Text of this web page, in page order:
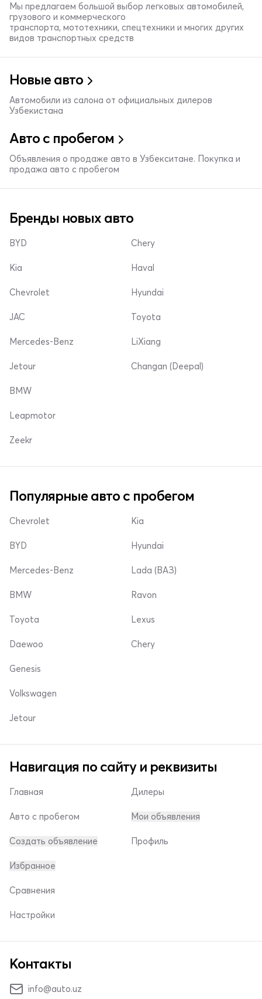
Мы предлагаем большой выбор легковых автомобилей,
грузового и коммерческого
транспорта, мототехники, спецтехники и многих других
видов транспортных средств
Новые авто
Автомобили из салона от официальных дилеров
Узбекистана
Авто с пробегом
Объявления о продаже авто в Узбекситане. Покупка и
продажа авто с пробегом
Бренды новых авто
BYD
Kia
Chevrolet
Chery
Haval
Hyundai
JAC
Mercedes-Benz
Jetour
Toyota
LiXiang
Changan (Deepal)
BMW
Leapmotor
Zeekr
Популярные авто с пробегом
Chevrolet
BYD
Mercedes-Benz
Kia
Hyundai
Lada (ВАЗ)
BMW
Toyota
Daewoo
Ravon
Lexus
Chery
Genesis
Volkswagen
Jetour
Навигация по сайту и реквизиты
Главная
Авто с пробегом
Создать объявление
Дилеры
Мои объявления
Профиль
Избранное
Сравнения
Настройки
Контакты
info@auto.uz